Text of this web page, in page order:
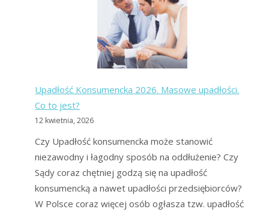
warto?
Upadłość Konsumencka 2026. Masowe upadłości.
Co to jest?
12 kwietnia, 2026
Czy Upadłość konsumencka może stanowić
niezawodny i łagodny sposób na oddłużenie? Czy
Sądy coraz chętniej godzą się na upadłość
konsumencką a nawet upadłości przedsiębiorców?
W Polsce coraz więcej osób ogłasza tzw. upadłość